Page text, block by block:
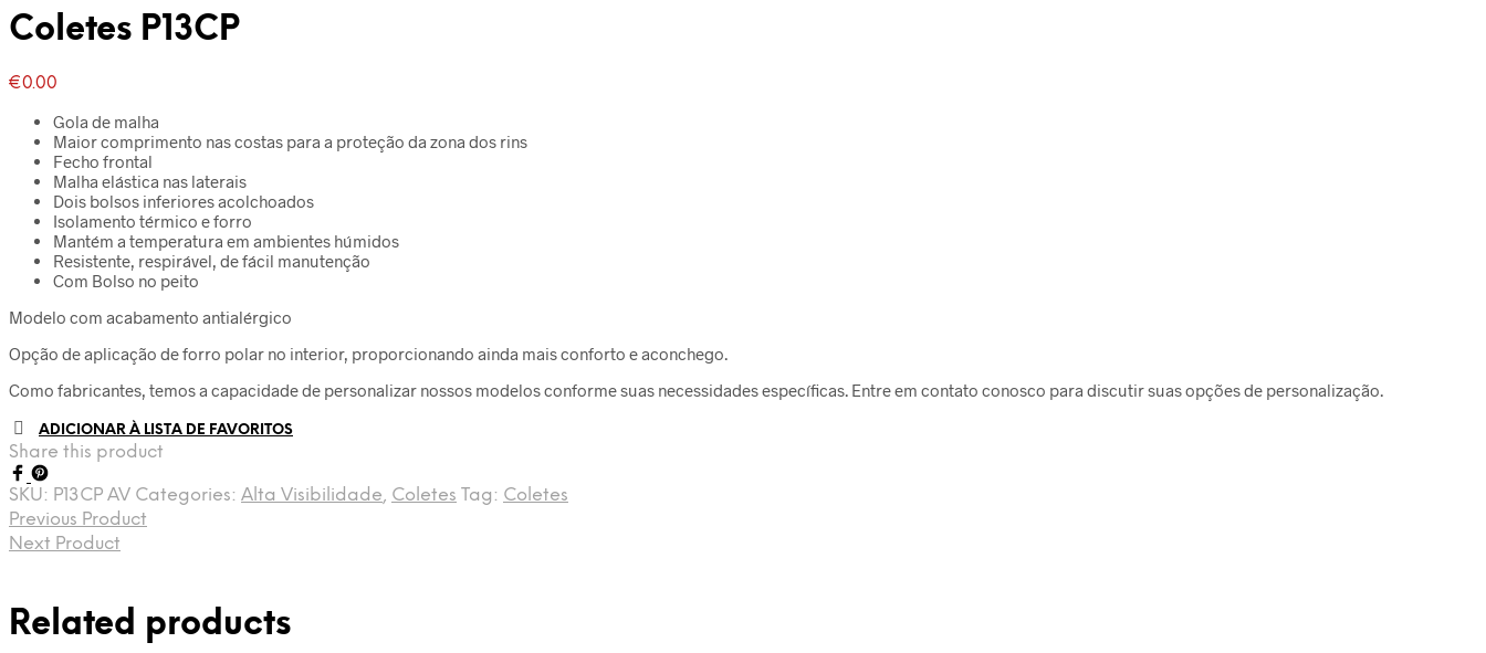
Coletes P13CP
€0.00
Gola de malha
Maior comprimento nas costas para a proteção da zona dos rins
Fecho frontal
Malha elástica nas laterais
Dois bolsos inferiores acolchoados
Isolamento térmico e forro
Mantém a temperatura em ambientes húmidos
Resistente, respirável, de fácil manutenção
Com Bolso no peito
Modelo com acabamento antialérgico
Opção de aplicação de forro polar no interior, proporcionando ainda mais conforto e aconchego.
Como fabricantes, temos a capacidade de personalizar nossos modelos conforme suas necessidades específicas. Entre em contato conosco para discutir suas opções de personalização.
ADICIONAR À LISTA DE FAVORITOS
Share this product
SKU: P13CP AV Categories: Alta Visibilidade, Coletes Tag: Coletes
Previous Product
Next Product
Related products